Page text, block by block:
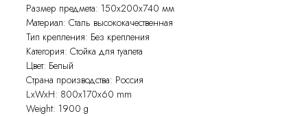
Размер предмета: 150х200х740 мм
Материал: Сталь высококачественная
Тип крепления: Без крепления
Категория: Стойка для туалета
Цвет: Белый
Страна производства: Россия
LxWxH: 800x170x60 mm
Weight: 1900 g